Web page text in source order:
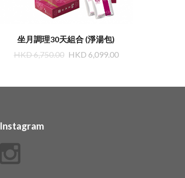
坐月調理30天組合 (淨湯包)
HKD 6,750.00 HKD 6,099.00
Instagram